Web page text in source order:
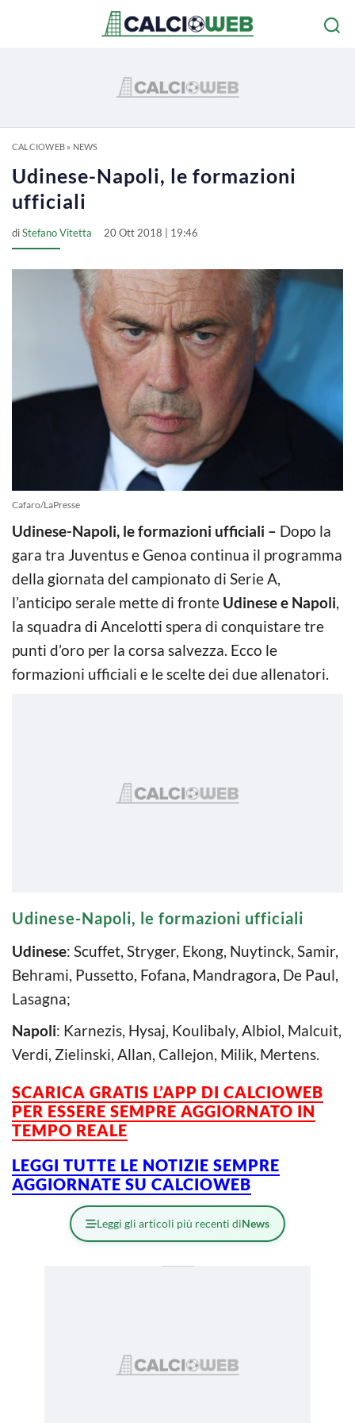
CALCIOWEB» NEWS
Udinese-Napoli, le formazioni
ufficiali
diStefano Vitetta 20 Ott 2018 | 19:46
Cafaro/LaPresse
Udinese-Napoli, le formazioni ufficiali – Dopo la
gara tra Juventus e Genoa continua il programma
della giornata del campionato di Serie A,
l’anticipo serale mette di fronte Udinese e Napoli,
la squadra di Ancelotti spera di conquistare tre
punti d’oro per la corsa salvezza. Ecco le
formazioni ufficiali e le scelte dei due allenatori.
Udinese-Napoli, le formazioni ufficiali
Udinese: Scuffet, Stryger, Ekong, Nuytinck, Samir,
Behrami, Pussetto, Fofana, Mandragora, De Paul,
Lasagna;
Napoli: Karnezis, Hysaj, Koulibaly, Albiol, Malcuit,
Verdi, Zielinski, Allan, Callejon, Milik, Mertens.
SCARICA GRATIS L’APP DI CALCIOWEB
PER ESSERE SEMPRE AGGIORNATO IN
TEMPO REALE
LEGGI TUTTE LE NOTIZIE SEMPRE
AGGIORNATE SU CALCIOWEB
Leggi gli articoli più recenti diNews